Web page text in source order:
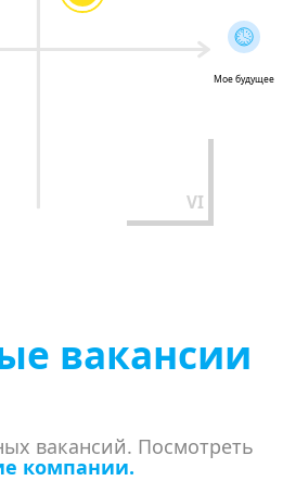
VI
Мое будущее
вакансии
вакансий. Посмотреть
компании.